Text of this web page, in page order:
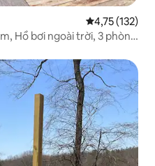
Xếp hạng
4,75 (132)
Hồ bơi ngoài trời, 3 phòng